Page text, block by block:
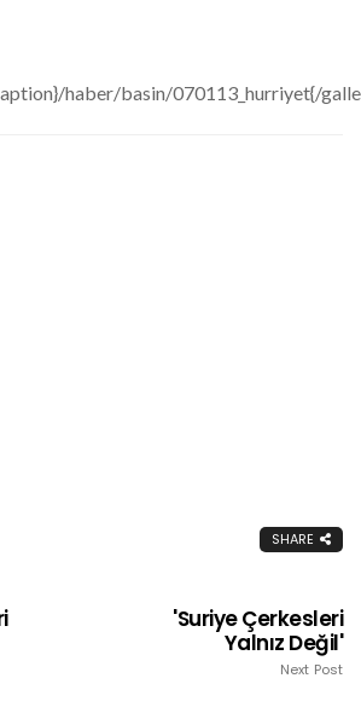
haber/basin/070113_hurriyet{/
SHARE
'Suriye Çerkesleri
Yalnız Değil'
Next Post